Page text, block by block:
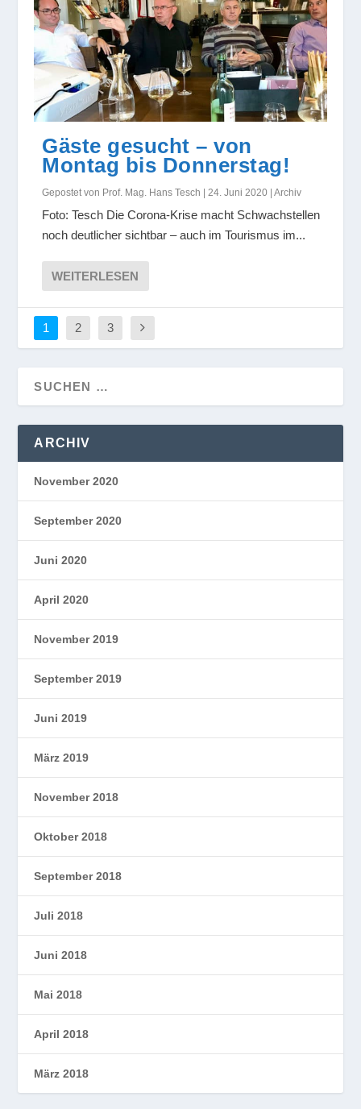
Gäste gesucht – von
Montag bis Donnerstag!
Gepostet von Prof. Mag. Hans Tesch |24. Juni 2020 |Archiv
Foto: Tesch Die Corona-Krise macht Schwachstellen
noch deutlicher sichtbar – auch im Tourismus im...
WEITERLESEN
1 2 3
ARCHIV
November 2020
September 2020
Juni 2020
April 2020
November 2019
September 2019
Juni 2019
März 2019
November 2018
Oktober 2018
September 2018
Juli 2018
Juni 2018
Mai 2018
April 2018
März 2018